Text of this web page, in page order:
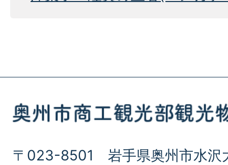
〒023-8501 岩手県奥州市水沢